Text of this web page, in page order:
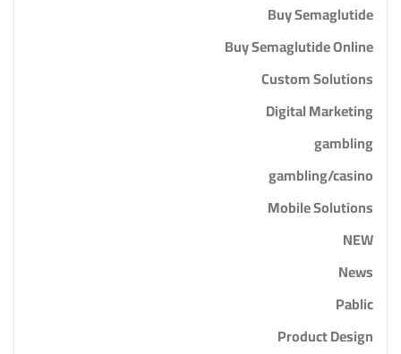
Buy Semaglutide
Buy Semaglutide Online
Custom Solutions
Digital Marketing
gambling
gambling/casino
Mobile Solutions
NEW
News
Pablic
Product Design